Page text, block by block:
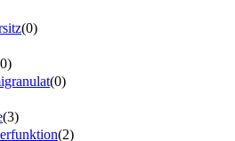
(0)
0)
(0)
(3)
(2)